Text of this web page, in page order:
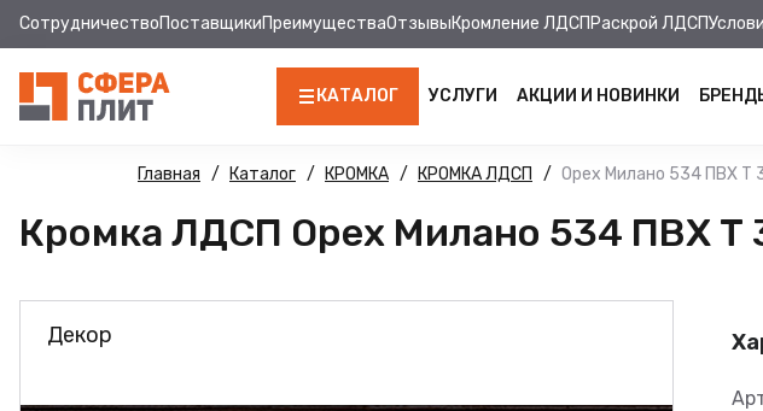
СотрудничествоПоставщикиПреимуществаОтзывыКромление ЛДСП Раскрой ЛДСП
КАТАЛОГ
ЛДСП
КРОМКА
УСЛУГИ АКЦИИ И НОВИНКИ
Главная Каталог КРОМКА КРОМКА ЛДСП Орех Милано 534 ПВХ Т
Кромка ЛДСП Орех Милано 534 ПВХ Т
Декор